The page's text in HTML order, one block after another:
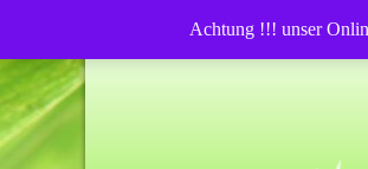
Achtung !!! unser